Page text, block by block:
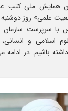
همایش ملی کتب
با سرپرست سازمان
اسلامی و
باشیم. در ادامه